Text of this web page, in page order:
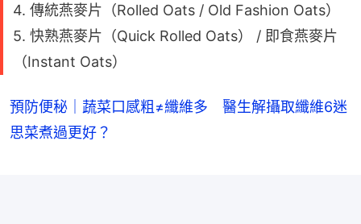
4. 傳統燕麥片（Rolled Oats / Old Fashion Oats）
5. 快熟燕麥片（Quick Rolled Oats） / 即食燕麥片
（Instant Oats）
預防便秘｜蔬菜口感粗≠纖維多 醫生解攝取纖維6迷
思菜煮過更好？